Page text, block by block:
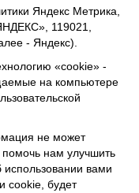
Яндекс Метрика,
119021,
- Яндекс).
«cookie» -
на компьютере
не может
нам улучшить
вами
cookie, будет